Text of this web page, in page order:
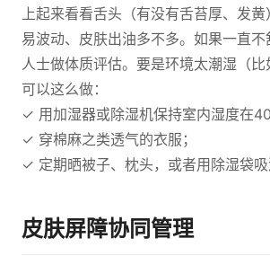
上起来看看舌头（有没有舌苔厚、发
易波动、皮肤出油多不多。如果一直
人士做体质评估。要是环境太潮湿（比
可以这么做：
✓ 用加湿器或除湿机保持室内湿度在
✓ 穿棉麻之类透气的衣服；
✓ 定期晒被子、枕头，或者用除湿袋吸
皮肤屏障协同管理